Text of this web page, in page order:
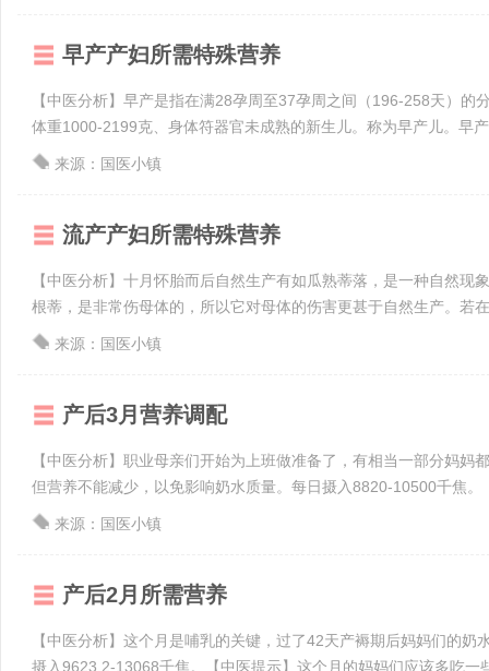
早产产妇所需特殊营养
【中医分析】早产是指在满28孕周至37孕周之间（196-258天）
体重1000-2199克、身体符器官未成熟的新生儿。称为早产儿。早
来源：国医小镇
流产产妇所需特殊营养
【中医分析】十月怀胎而后自然生产有如瓜熟蒂落，是一种自然
根蒂，是非常伤母体的，所以它对母体的伤害更甚于自然生产。若
来源：国医小镇
产后3月营养调配
【中医分析】职业母亲们开始为上班做准备了，有相当一部分妈
但营养不能减少，以免影响奶水质量。每日摄入8820-10500千焦。
来源：国医小镇
产后2月所需营养
【中医分析】这个月是哺乳的关键，过了42天产褥期后妈妈们的
摄入9623.2-13068千焦。【中医提示】这个月的妈妈们应该多吃一